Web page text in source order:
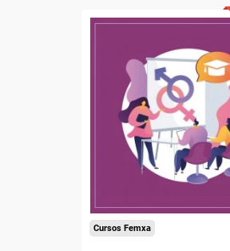
Descuentos especiales
Sin requisitos de acceso
Diploma
Compra segura
Cursos Femxa